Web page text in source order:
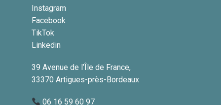
Instagram
Facebook
TikTok
Linkedin
39 Avenue de l’Île de France,
33370 Artigues-près-Bordeaux
06 16 59 60 97